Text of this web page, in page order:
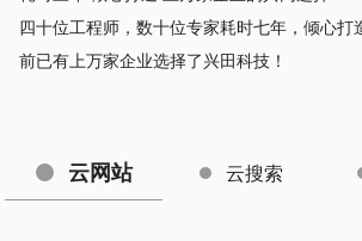
四十位工程师，数十位专家耗时七年，倾心打
前已有上万家企业选择了兴田科技！
云网站 云搜索